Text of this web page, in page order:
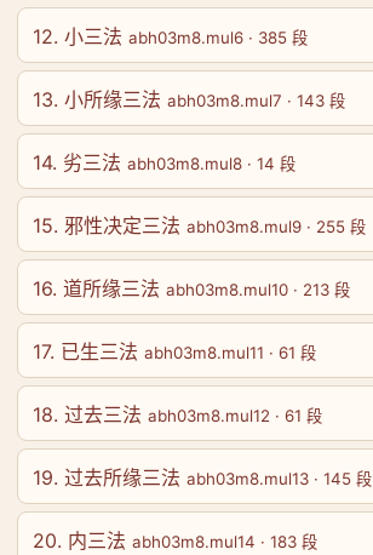
12. 小三法 abh03m8.mul6 · 385 段
13. 小所缘三法 abh03m8.mul7 · 143 段
14. 劣三法 abh03m8.mul8 · 14 段
15. 邪性决定三法 abh03m8.mul9 · 255 段
16. 道所缘三法 abh03m8.mul10 · 213 段
17. 已生三法 abh03m8.mul11 · 61 段
18. 过去三法 abh03m8.mul12 · 61 段
19. 过去所缘三法 abh03m8.mul13 · 145 段
20. 内三法 abh03m8.mul14 · 183 段